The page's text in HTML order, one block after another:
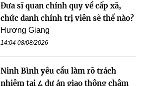
Đưa sĩ quan chính quy về cấp xã,
chức danh chính trị viên sẽ thế nào?
Hương Giang
14:04 08/08/2026
Ninh Bình yêu cầu làm rõ trách
nhiệm tại 4 dự án giao thông chậm